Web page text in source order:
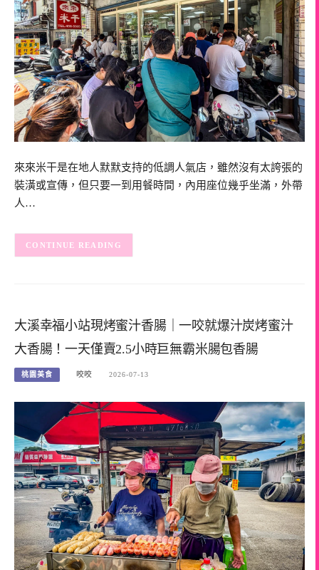
來來米干是在地人默默支持的低調人氣店，雖然沒有太誇張的
裝潢或宣傳，但只要一到用餐時間，內用座位幾乎坐滿，外帶
人…
CONTINUE READING
大溪幸福小站現烤蜜汁香腸｜一咬就爆汁炭烤蜜汁
大香腸！一天僅賣2.5小時巨無霸米腸包香腸
桃園美食 咬咬 2026-07-13